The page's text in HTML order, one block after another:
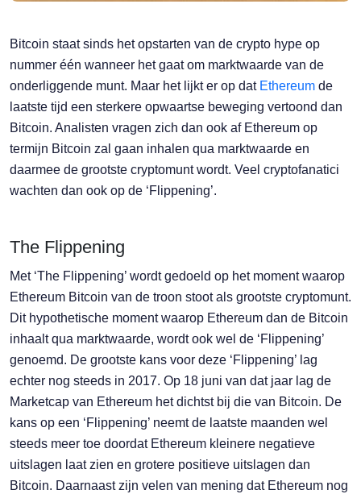
Bitcoin staat sinds het opstarten van de crypto hype op
nummer één wanneer het gaat om marktwaarde van de
onderliggende munt. Maar het lijkt er op dat Ethereum de
laatste tijd een sterkere opwaartse beweging vertoond dan
Bitcoin. Analisten vragen zich dan ook af Ethereum op
termijn Bitcoin zal gaan inhalen qua marktwaarde en
daarmee de grootste cryptomunt wordt. Veel cryptofanatici
wachten dan ook op de ‘Flippening’.
The Flippening
Met ‘The Flippening’ wordt gedoeld op het moment waarop
Ethereum Bitcoin van de troon stoot als grootste cryptomunt.
Dit hypothetische moment waarop Ethereum dan de Bitcoin
inhaalt qua marktwaarde, wordt ook wel de ‘Flippening’
genoemd. De grootste kans voor deze ‘Flippening’ lag
echter nog steeds in 2017. Op 18 juni van dat jaar lag de
Marketcap van Ethereum het dichtst bij die van Bitcoin. De
kans op een ‘Flippening’ neemt de laatste maanden wel
steeds meer toe doordat Ethereum kleinere negatieve
uitslagen laat zien en grotere positieve uitslagen dan
Bitcoin. Daarnaast zijn velen van mening dat Ethereum nog